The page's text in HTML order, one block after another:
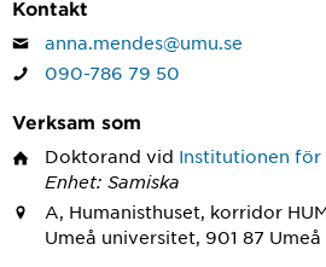
Kontakt
anna.mendes@umu.se
090-786 79 50
Verksam som
Doktorand vid Institutionen för
Enhet: Samiska
A, Humanisthuset, korridor
Umeå universitet, 901 87 Umeå